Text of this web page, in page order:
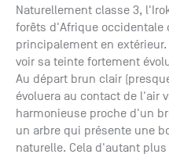
Naturellement classe 3,
forêts d'Afrique
principalement en
voir sa teinte fortement
Au départ brun clair
évoluera au contact de l'air
harmonieuse proche d'un
un arbre qui présente une
naturelle. Cela d'autant
de
Mantes -
78240
Chambourcy